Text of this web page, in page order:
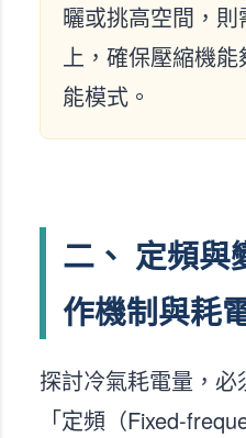
曬或挑高空間，
上，確保壓縮機
能模式。
二、 定頻與
作機制與耗
探討冷氣耗電量，
「定頻（Fixed-